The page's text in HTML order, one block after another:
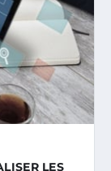
LES